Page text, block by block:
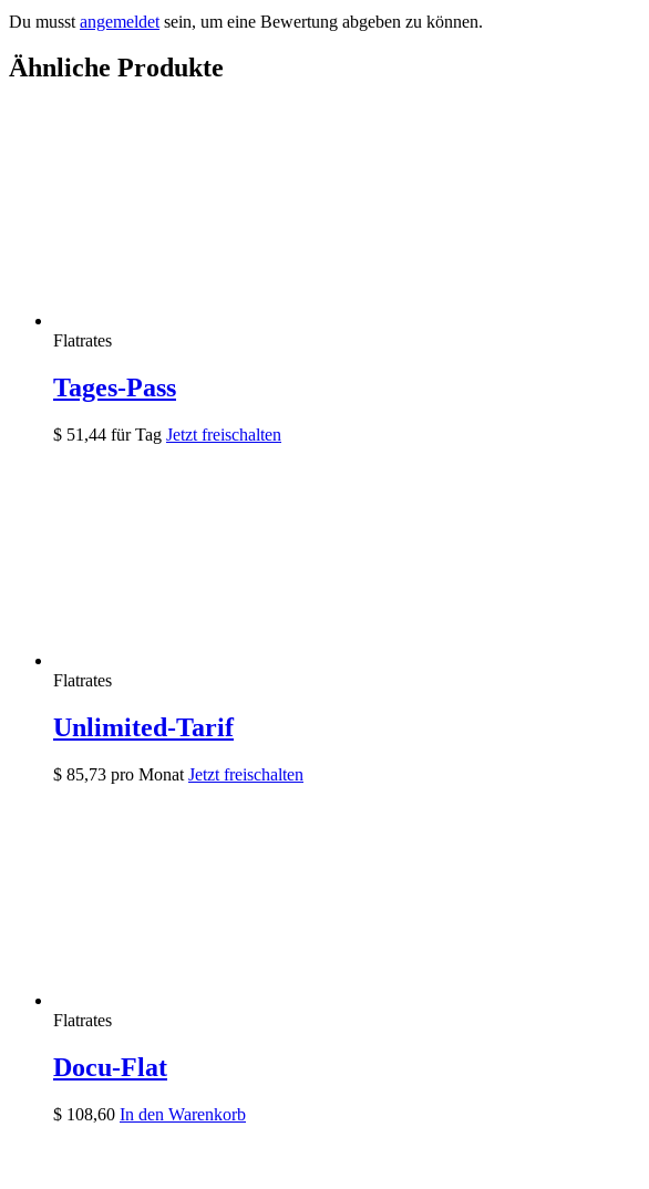
Du musst angemeldet sein, um eine Bewertung abgeben zu können.
Ähnliche Produkte
Flatrates
Tages-Pass
$ 51,44 für Tag Jetzt freischalten
Flatrates
Unlimited-Tarif
$ 85,73 pro Monat Jetzt freischalten
Flatrates
Docu-Flat
$ 108,60 In den Warenkorb